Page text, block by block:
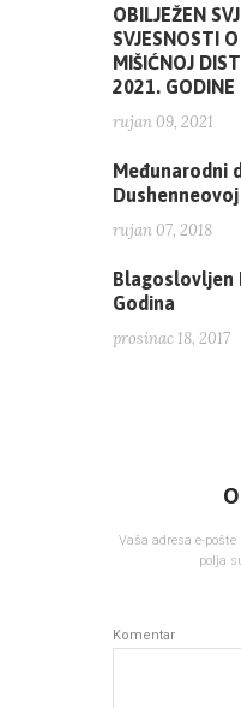
OBILJEŽEN
SVJESNOSTI
MIŠIĆNOJ
2021. GODINE
rujan 09, 2021
Međunarodni
rujan 07, 2018
Blagoslovljen
Godina
prosinac 18, 2017
Vaša adresa e-pošte
polja
Komentar